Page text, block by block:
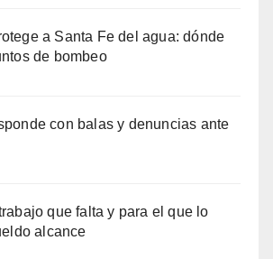
a Santa Fe del agua: dónde
de bombeo
con balas y denuncias ante
que falta y para el que lo
alcance